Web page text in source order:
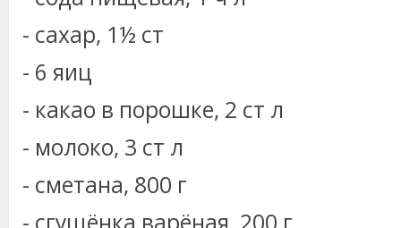
- сахар, 1½ ст
- 6 яиц
- какао в порошке, 2 ст л
- молоко, 3 ст л
- сметана, 800 г